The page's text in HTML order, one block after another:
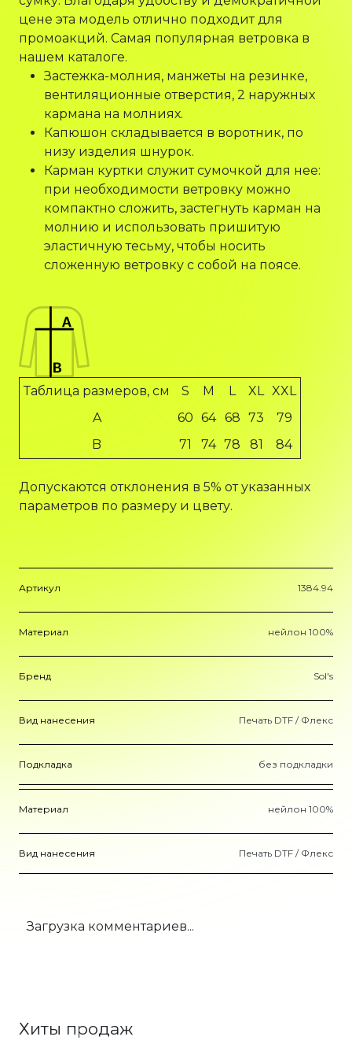
цене эта модель отлично подходит для
промоакций. Самая популярная ветровка в
нашем каталоге.
Застежка-молния, манжеты на резинке,
вентиляционные отверстия, 2 наружных
кармана на молниях.
Капюшон складывается в воротник, по
низу изделия шнурок.
Карман куртки служит сумочкой для нее:
при необходимости ветровку можно
компактно сложить, застегнуть карман на
молнию и использовать пришитую
эластичную тесьму, чтобы носить
сложенную ветровку с собой на поясе.
Таблица размеров, см S M L XL XXL
A
60 64 68 73
79
B
71 74 78 81 84
Допускаются отклонения в 5% от указанных
параметров по размеру и цвету.
Артикул 1384.94
Материал нейлон 100%
Бренд Sol's
Вид нанесения Печать DTF / Флекс
Подкладка без подкладки
Материал нейлон 100%
Вид нанесения Печать DTF / Флекс
Загрузка комментариев...
Хиты продаж